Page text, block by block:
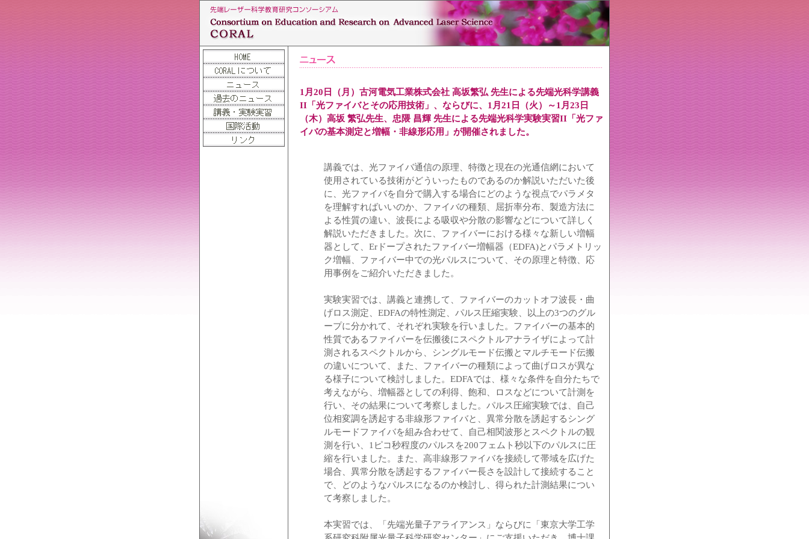
1月20日（月）古河電気工業株式会社 高坂繁弘 先生による先端光科学講義
II「光ファイバとその応用技術」、ならびに、1月21日（火）～1月23日
（木）高坂 繁弘先生、忠隈 昌輝 先生による先端光科学実験実習II「光ファ
イバの基本測定と増幅・非線形応用」が開催されました。
講義では、光ファイバ通信の原理、特徴と現在の光通信網において
使用されている技術がどういったものであるのか解説いただいた後
に、光ファイバを自分で購入する場合にどのような視点でパラメタ
を理解すればいいのか、ファイバの種類、屈折率分布、製造方法に
よる性質の違い、波長による吸収や分散の影響などについて詳しく
解説いただきました。次に、ファイバーにおける様々な新しい増幅
器として、Erドープされたファイバー増幅器（EDFA)とパラメトリッ
ク増幅、ファイバー中での光パルスについて、その原理と特徴、応
用事例をご紹介いただきました。
実験実習では、講義と連携して、ファイバーのカットオフ波長・曲
げロス測定、EDFAの特性測定、パルス圧縮実験、以上の3つのグル
ープに分かれて、それぞれ実験を行いました。ファイバーの基本的
性質であるファイバーを伝搬後にスペクトルアナライザによって計
測されるスペクトルから、シングルモード伝搬とマルチモード伝搬
の違いについて、また、ファイバーの種類によって曲げロスが異な
る様子について検討しました。EDFAでは、様々な条件を自分たちで
考えながら、増幅器としての利得、飽和、ロスなどについて計測を
行い、その結果について考察しました。パルス圧縮実験では、自己
位相変調を誘起する非線形ファイバと、異常分散を誘起するシング
ルモードファイバを組み合わせて、自己相関波形とスペクトルの観
測を行い、1ピコ秒程度のパルスを200フェムト秒以下のパルスに圧
縮を行いました。また、高非線形ファイバを接続して帯域を広げた
場合、異常分散を誘起するファイバー長さを設計して接続すること
で、どのようなパルスになるのか検討し、得られた計測結果につい
て考察しました。
本実習では、「先端光量子アライアンス」ならびに「東京大学工学